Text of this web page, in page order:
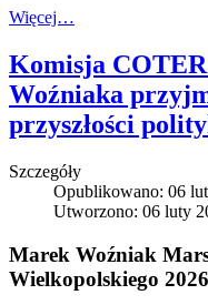
Więcej…
Komisja COTER
Woźniaka
przyszłości
Szczegóły
Opublikowano: 06
Utworzono: 06 luty
Marek Woźniak
Wielkopolskiego